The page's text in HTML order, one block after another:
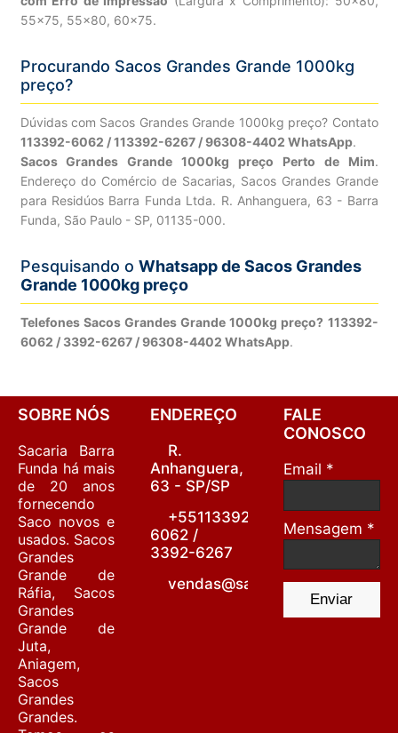
55×75, 55×80, 60×75.
Procurando Sacos Grandes Grande 1000kg
preço?
Dúvidas com Sacos Grandes Grande 1000kg preço? Contato
113392-6062 / 113392-6267 / 96308-4402 WhatsApp.
Sacos Grandes Grande 1000kg preço Perto de Mim.
Endereço do Comércio de Sacarias, Sacos Grandes Grande
para Residúos Barra Funda Ltda. R. Anhanguera, 63 - Barra
Funda, São Paulo - SP, 01135-000.
Pesquisando o Whatsapp de Sacos Grandes
Grande 1000kg preço
Telefones Sacos Grandes Grande 1000kg preço? 113392-
6062 / 3392-6267 / 96308-4402 WhatsApp.
SOBRE NÓS
Sacaria Barra
Funda há mais
de 20 anos
fornecendo
Saco novos e
usados. Sacos
Grandes
Grande de
Ráfia, Sacos
Grandes
Grande de
Juta,
Aniagem,
Sacos
Grandes
Grandes.
ENDEREÇO
R.
Anhanguera,
63 - SP/SP
+55113392-
6062 /
3392-6267
FALE
CONOSCO
Email *
Mensagem *
Enviar